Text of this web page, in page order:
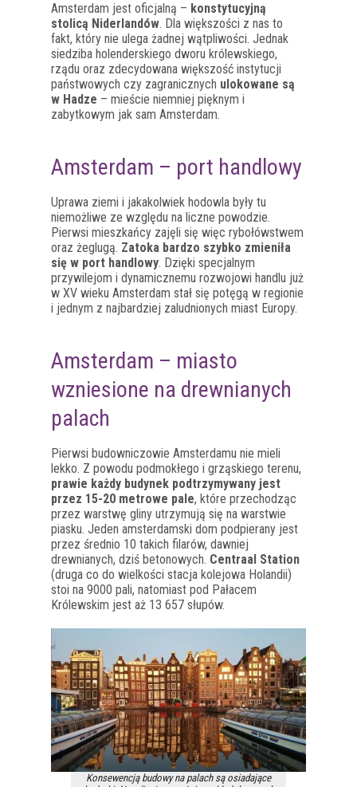
Amsterdam jest oficjalną – konstytucyjną
stolicą Niderlandów. Dla większości z nas to
fakt, który nie ulega żadnej wątpliwości. Jednak
siedziba holenderskiego dworu królewskiego,
rządu oraz zdecydowana większość instytucji
państwowych czy zagranicznych ulokowane są
w Hadze – mieście niemniej pięknym i
zabytkowym jak sam Amsterdam.
Amsterdam – port handlowy
Uprawa ziemi i jakakolwiek hodowla były tu
niemożliwe ze względu na liczne powodzie.
Pierwsi mieszkańcy zajęli się więc rybołówstwem
oraz żeglugą. Zatoka bardzo szybko zmieniła
się w port handlowy. Dzięki specjalnym
przywilejom i dynamicznemu rozwojowi handlu już
w XV wieku Amsterdam stał się potęgą w regionie
i jednym z najbardziej zaludnionych miast Europy.
Amsterdam – miasto
wzniesione na drewnianych
palach
Pierwsi budowniczowie Amsterdamu nie mieli
lekko. Z powodu podmokłego i grząskiego terenu,
prawie każdy budynek podtrzymywany jest
przez 15-20 metrowe pale, które przechodząc
przez warstwę gliny utrzymują się na warstwie
piasku. Jeden amsterdamski dom podpierany jest
przez średnio 10 takich filarów, dawniej
drewnianych, dziś betonowych. Centraal Station
(druga co do wielkości stacja kolejowa Holandii)
stoi na 9000 pali, natomiast pod Pałacem
Królewskim jest aż 13 657 słupów.
Konsewencją budowy na palach są osiadające